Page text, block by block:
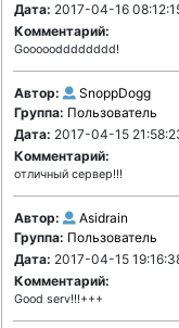
Дата: 2017-04-16
Комментарий:
Gooooodddddddd!
Автор:
SnoppDogg
Группа: Пользователь
Дата: 2017-04-15
Комментарий:
отличный сервер!!!
Автор:
Asidrain
Группа: Пользователь
Дата: 2017-04-15
Комментарий:
Good serv!!!+++